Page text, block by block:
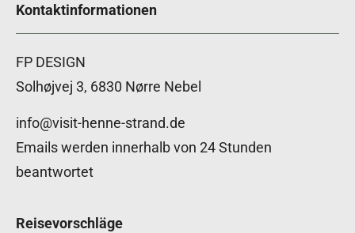
Kontaktinformationen
FP DESIGN
Solhøjvej 3, 6830 Nørre Nebel
info@visit-henne-strand.de
Emails werden innerhalb von 24 Stunden
beantwortet
Reisevorschläge